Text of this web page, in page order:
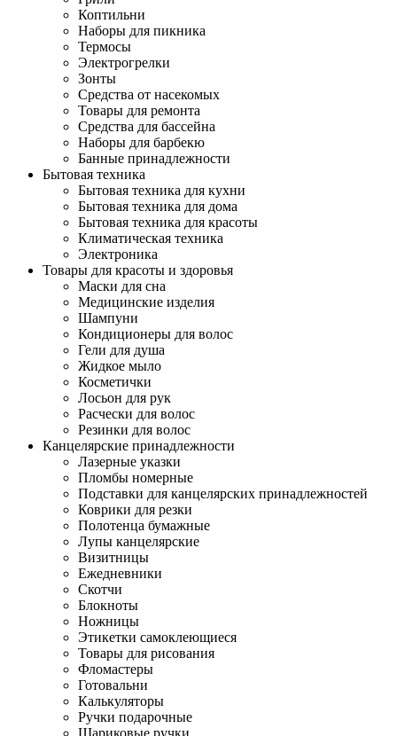
Коптильни
Наборы для пикника
Термосы
Электрогрелки
Зонты
Средства от насекомых
Товары для ремонта
Средства для бассейна
Наборы для барбекю
Банные принадлежности
Бытовая техника
Бытовая техника для кухни
Бытовая техника для дома
Бытовая техника для красоты
Климатическая техника
Электроника
Товары для красоты и здоровья
Маски для сна
Медицинские изделия
Шампуни
Кондиционеры для волос
Гели для душа
Жидкое мыло
Косметички
Лосьон для рук
Расчески для волос
Резинки для волос
Канцелярские принадлежности
Лазерные указки
Пломбы номерные
Подставки для канцелярских принадлежностей
Коврики для резки
Полотенца бумажные
Лупы канцелярские
Визитницы
Ежедневники
Скотчи
Блокноты
Ножницы
Этикетки самоклеющиеся
Товары для рисования
Фломастеры
Готовальни
Калькуляторы
Ручки подарочные
Шариковые ручки